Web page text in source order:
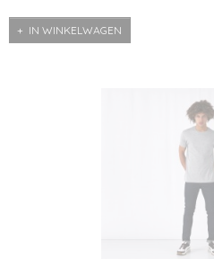
IN WINKELWAGEN